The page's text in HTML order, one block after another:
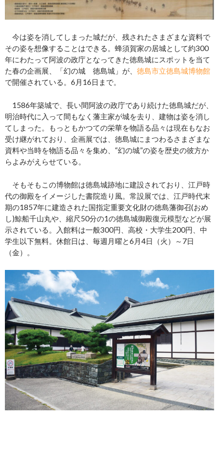
今は姿を消してしまった城だが、残されたさまざまな資料で
その姿を想像することはできる。蜂須賀家の居城として約300
年にわたって阿波の政庁となってきた徳島城にスポットを当て
た春の企画展、「幻の城 徳島城」が、 徳島市立徳島城博物館
で開催されている。6月16日まで。
1586年築城で、長い間阿波の政庁であり続けた徳島城だが、
明治時代に入って間もなく藩主家が城を去り、建物は姿を消し
てしまった。もっともかつての栄華を物語る品々は現在もなお
受け継がれており、企画展では、徳島城にまつわるさまざまな
資料や当時を物語る品々を集め、“幻の城”の姿を歴史の彼方か
らよみがえらせている。
そもそもこの博物館は徳島城跡地に建設されており、江戸時
代の御殿をイメージした書院造り風。常設展では、江戸時代末
期の1857年に建造された国指定重要文化財の徳島藩御召(おめ
し)鯨船千山丸や、縮尺50分の1の徳島城御殿復元模型などが展
示されている。入館料は一般300円、高校・大学生200円、中
学生以下無料。休館日は、毎週月曜と6月4日（火）～7日
（金）。